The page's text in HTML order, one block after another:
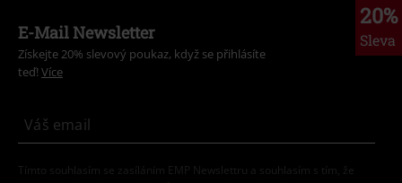
20%
Sleva
E-Mail Newsletter
Získejte 20% slevový poukaz, když se přihlásíte
teď! Více
Tímto souhlasím se zasíláním EMP Newslettru a souhlasím s tím, že